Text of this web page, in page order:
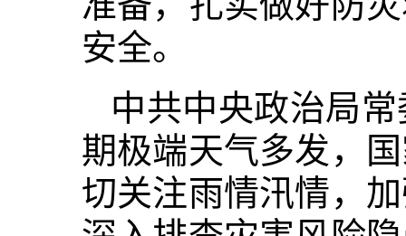
安全。
中共中央政治局
期极端天气多发，
切关注雨情汛情，